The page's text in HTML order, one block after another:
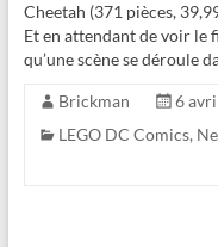
Cheetah (371 pièces,
Et en attendant de voir le
qu’une scène se déroule
Brickman
6
LEGO DC Comics,